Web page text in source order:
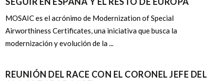
MOSAIC es el acrónimo de Modernization of Special
Airworthiness Certificates, una iniciativa que busca la
modernización y evolución de la ...
REUNIÓN DEL RACE CON EL CORONEL JEFE DEL